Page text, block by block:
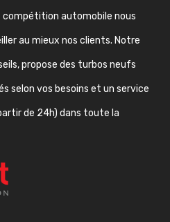
automobile nous
au mieux nos clients. Notre
propose des turbos neufs
selon vos besoins et un service
de 24h) dans toute la